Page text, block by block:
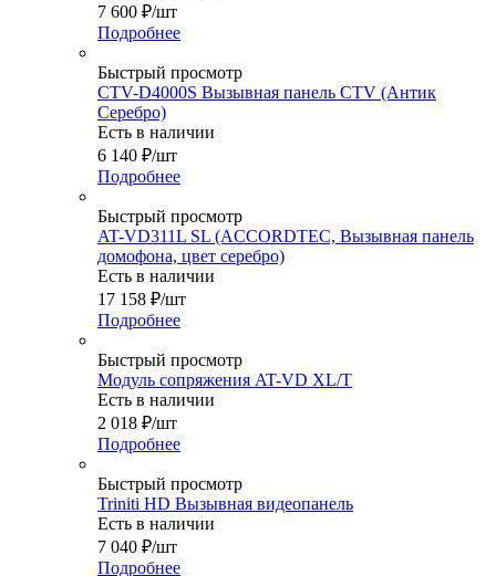
7 600 ₽/шт
Подробнее
Быстрый просмотр
CTV-D4000S Вызывная панель CTV (Антик
Серебро)
Есть в наличии
6 140 ₽/шт
Подробнее
Быстрый просмотр
AT-VD311L SL (ACCORDTEC, Вызывная панель
домофона, цвет серебро)
Есть в наличии
17 158 ₽/шт
Подробнее
Быстрый просмотр
Модуль сопряжения AT-VD XL/T
Есть в наличии
2 018 ₽/шт
Подробнее
Быстрый просмотр
Triniti HD Вызывная видеопанель
Есть в наличии
7 040 ₽/шт
Подробнее